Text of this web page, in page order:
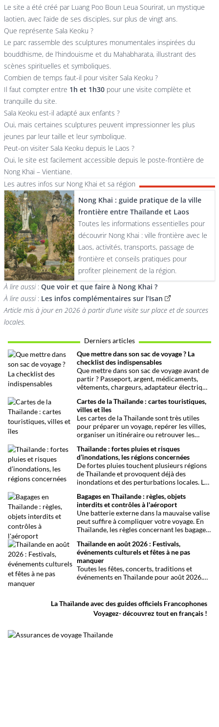
Le site a été créé par Luang Poo Boun Leua Sourirat, un mystique
laotien, avec l’aide de ses disciples, sur plus de vingt ans.
Que représente Sala Keoku ?
Le parc rassemble des sculptures monumentales inspirées du
bouddhisme, de l’hindouisme et du Mahabharata, illustrant des
scènes spirituelles et symboliques.
Combien de temps faut-il pour visiter Sala Keoku ?
Il faut compter entre 1h et 1h30 pour une visite complète et
tranquille du site.
Sala Keoku est-il adapté aux enfants ?
Oui, mais certaines sculptures peuvent impressionner les plus
jeunes par leur taille et leur symbolique.
Peut-on visiter Sala Keoku depuis le Laos ?
Oui, le site est facilement accessible depuis le poste-frontière de
Nong Khai – Vientiane.
Les autres infos sur Nong Khai et sa région
Nong Khai : guide pratique de la ville
frontière entre Thaïlande et Laos
Toutes les informations essentielles pour
découvrir Nong Khai : ville frontière avec le
Laos, activités, transports, passage de
frontière et conseils pratiques pour
profiter pleinement de la région.
À lire aussi: Que voir et que faire à Nong Khai ?
À lire aussi: Les infos complémentaires sur l’Isan
Article mis à jour en 2026 à partir d’une visite sur place et de sources
locales.
Derniers articles
Que mettre dans son sac de voyage ? La
checklist des indispensables
Que mettre dans son sac de voyage avant de
partir ? Passeport, argent, médicaments,
vêtements, chargeurs, adaptateur électrique
checklist rassemble les indispensables à
prévoir avant un voyage, avec quelques
conseils pour organiser son bagage et éviter
les oublis.
Cartes de la Thaïlande : cartes touristiques,
villes et îles
Les cartes de la Thaïlande sont très utiles
pour préparer un voyage, repérer les villes,
organiser un itinéraire ou retrouver les
sélection de cartes de la Thaïlande, de
Bangkok, Chiang Mai, Phuket, Pattaya et de
nombreuses îles, à consulter ou à
enregistrer avant votre départ.
Thaïlande : fortes pluies et risques
d’inondations, les régions concernées
De fortes pluies touchent plusieurs régions
de Thaïlande et provoquent déjà des
inondations et des perturbations locales. Le
sa vigilance face aux pluies intenses, aux
crues soudaines et aux ruissellements
jusqu’au 16 août. Les voyageurs doivent
notamment surveiller les conditions
routières, maritimes et locales avant leurs
déplacements.
Bagages en Thaïlande : règles, objets
interdits et contrôles à l'aéroport
Une batterie externe dans la mauvaise valise
peut suffire à compliquer votre voyage. En
Thaïlande, les règles concernant les bagages,
méritent d’être vérifiées avant le départ.
Thaïlande en août 2026 : Festivals,
événements culturels et fêtes à ne pas
manquer
Toutes les fêtes, concerts, traditions et
événements en Thaïlande pour août 2026.
La Thaïlande avec des guides officiels Francophones
Voyagez- découvrez tout en français !